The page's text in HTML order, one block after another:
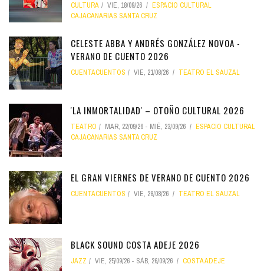
CULTURA VIE, 18/09/26
ESPACIO CULTURAL
CAJACANARIAS SANTA CRUZ
CELESTE ABBA Y ANDRÉS GONZÁLEZ NOVOA -
VERANO DE CUENTO 2026
CUENTACUENTOS VIE, 21/08/26 TEATRO EL SAUZAL
'LA INMORTALIDAD' – OTOÑO CULTURAL 2026
TEATRO MAR, 22/09/26 - MIÉ, 23/09/26
ESPACIO CULTURAL
CAJACANARIAS SANTA CRUZ
EL GRAN VIERNES DE VERANO DE CUENTO 2026
CUENTACUENTOS VIE, 28/08/26 TEATRO EL SAUZAL
BLACK SOUND COSTA ADEJE 2026
JAZZ VIE, 25/09/26 - SÁB, 26/09/26 COSTA ADEJE